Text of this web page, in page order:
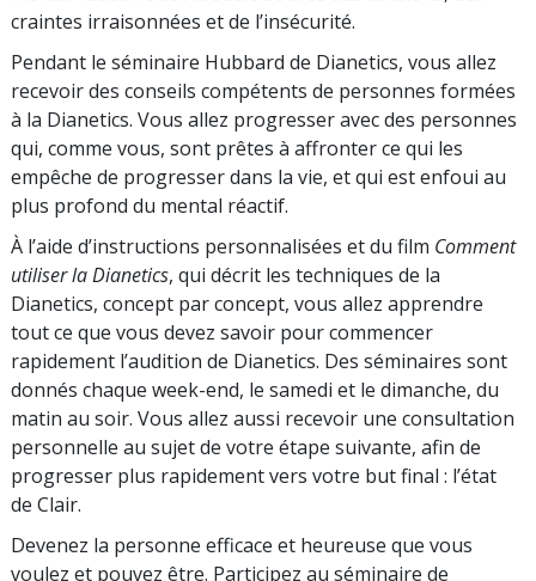
craintes irraisonnées et de l’insécurité.
Pendant le séminaire Hubbard de Dianetics, vous allez
recevoir des conseils compétents de personnes formées
à la Dianetics. Vous allez progresser avec des personnes
qui, comme vous, sont prêtes à affronter ce qui les
empêche de progresser dans la vie, et qui est enfoui au
plus profond du mental réactif.
À l’aide d’instructions personnalisées et du film Comment
utiliser la Dianetics, qui décrit les techniques de la
Dianetics, concept par concept, vous allez apprendre
tout ce que vous devez savoir pour commencer
rapidement l’audition de Dianetics. Des séminaires sont
donnés chaque week-end, le samedi et le dimanche, du
matin au soir. Vous allez aussi recevoir une consultation
personnelle au sujet de votre étape suivante, afin de
progresser plus rapidement vers votre but final : l’état
de Clair.
Devenez la personne efficace et heureuse que vous
voulez et pouvez être. Participez au séminaire de